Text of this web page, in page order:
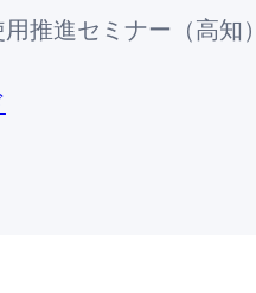
推進セミナー（高知）